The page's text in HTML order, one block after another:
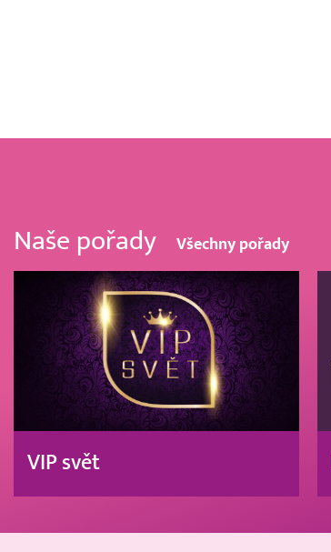
Naše pořady Všechny pořady
VIP svět